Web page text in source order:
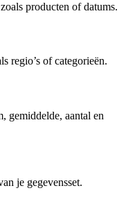
producten of datums.
regio’s of categorieën.
gemiddelde, aantal en
je gegevensset.